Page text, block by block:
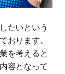
たいという
おります。
を考えると
容となって